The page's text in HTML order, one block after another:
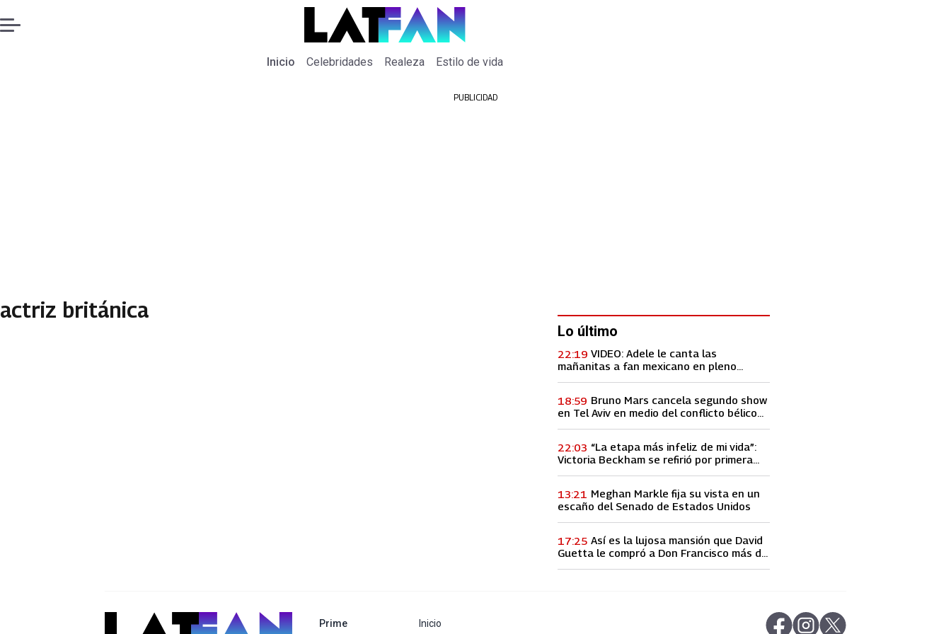
Inicio Celebridades Realeza Estilo de vida
PUBLICIDAD
actriz británica
Lo último
VIDEO: Adele le canta las
mañanitas a fan mexicano en pleno
22:19
Bruno Mars cancela segundo show
en Tel Aviv en medio del conflicto bélico
18:59
“La etapa más infeliz de mi vida”:
Victoria Beckham se refirió por primera
22:03
Meghan Markle fija su vista en un
escaño del Senado de Estados Unidos
13:21
Así es la lujosa mansión que David
Guetta le compró a Don Francisco más de
17:25
abre en nueva pestaña
abre en nueva pestaña
Primeabre en nueva pestaña
Inicio